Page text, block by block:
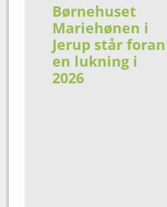
Børnehuset
Mariehønen i
Jerup står foran
en lukning i
2026